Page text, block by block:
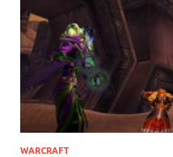
WARCRAFT